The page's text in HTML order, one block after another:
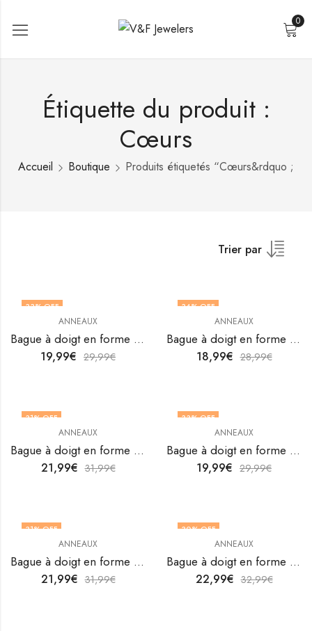
0
Étiquette du produit :
Cœurs
Accueil Boutique Produits étiquetés “Cœurs&rdquo ;
Trier par
33% OFF
ANNEAUX
Bague à doigt en forme de cœur en acier inoxydable plaqué or 18 carats de V&F Jewelers
19,99€ 29,99€
34% OFF
ANNEAUX
Bague à doigt en forme de cœur en acier inoxydable plaqué or 18 carats de V&F Jewelers
18,99€ 28,99€
31% OFF
ANNEAUX
Bague à doigt en forme de cœur en acier inoxydable plaqué or 18 carats de V&F Jewelers
21,99€ 31,99€
33% OFF
OUT OF STOCK
ANNEAUX
Bague à doigt en forme de cœur en acier inoxydable plaqué or 18 carats de V&F Jewelers
19,99€ 29,99€
31% OFF
ANNEAUX
Bague à doigt en forme de cœur en acier inoxydable plaqué or 18 carats de V&F Jewelers
21,99€ 31,99€
30% OFF
ANNEAUX
Bague à doigt en forme de cœur en acier inoxydable plaqué or 18 carats de V&F Jewelers
22,99€ 32,99€